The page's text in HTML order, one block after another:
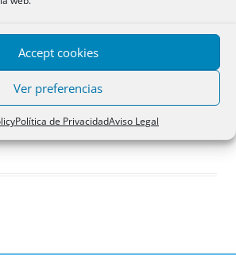
Accept cookies
Ver preferencias
Política de PrivacidadAviso Legal
tu contraseña?